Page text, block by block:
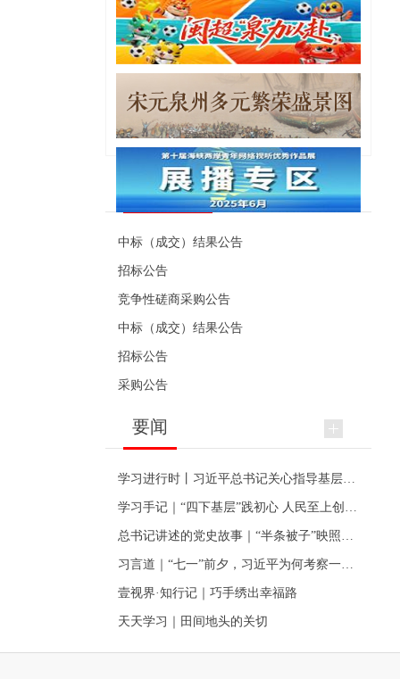
便民资讯
中标（成交）结果公告
招标公告
竞争性磋商采购公告
中标（成交）结果公告
招标公告
采购公告
要闻
壹视界·知行记｜巧手绣出幸福路
天天学习｜田间地头的关切